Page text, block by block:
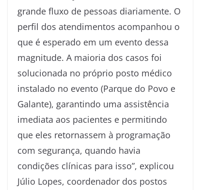
grande fluxo de pessoas diariamente. O
perfil dos atendimentos acompanhou o
que é esperado em um evento dessa
magnitude. A maioria dos casos foi
solucionada no próprio posto médico
instalado no evento (Parque do Povo e
Galante), garantindo uma assistência
imediata aos pacientes e permitindo
que eles retornassem à programação
com segurança, quando havia
condições clínicas para isso”, explicou
Júlio Lopes, coordenador dos postos